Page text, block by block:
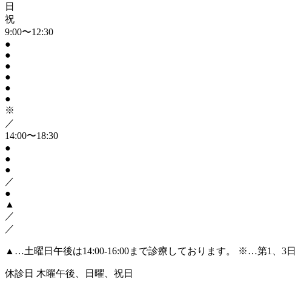
日
祝
9:00〜12:30
●
●
●
●
●
●
※
／
14:00〜18:30
●
●
●
／
●
▲
／
／
▲ …土曜日午後は14:00-16:00まで診療しております。 ※…第1、3日
休診日 木曜午後、日曜、祝日